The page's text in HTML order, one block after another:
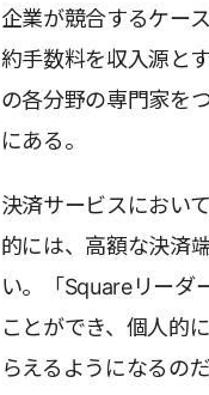
企業が競合するケー
約手数料を収入源と
の各分野の専門家を
にある。
決済サービスにおい
的には、高額な決済
い。「Squareリーダ
ことができ、個人的
らえるようになるの